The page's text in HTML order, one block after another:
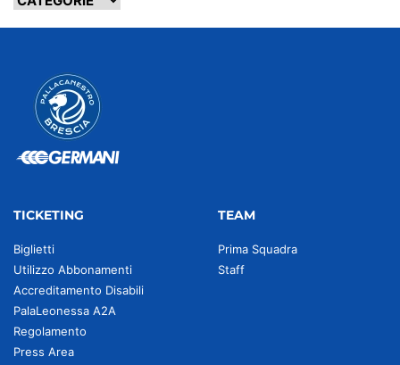
TICKETING
Biglietti
Utilizzo Abbonamenti
Accreditamento Disabili
PalaLeonessa A2A
Regolamento
Press Area
TEAM
Prima Squadra
Staff